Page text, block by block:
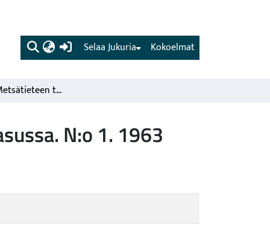
(current) Kokoelmat
Selaa Jukuria
Metsätietoa. Metsätieteen tuloksia kansantajuisessa asussa. N:o 1. 1963
N:o 1. 1963